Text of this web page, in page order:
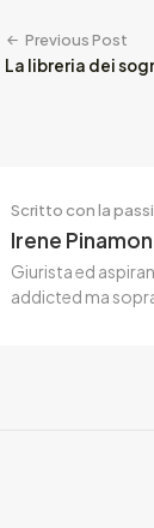
Previous Post
La libreria dei
Scritto con la
Irene
Giurista ed
addicted ma